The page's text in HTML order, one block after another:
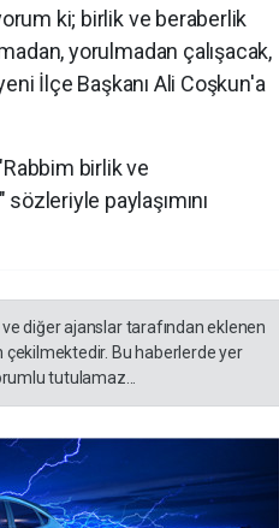
ki; birlik ve beraberlik
yorulmadan çalışacak,
İlçe Başkanı Ali Coşkun'a
birlik ve
paylaşımını
diğer ajanslar tarafından eklenen
Bu haberlerde yer
tutulamaz...